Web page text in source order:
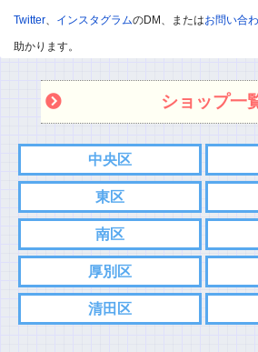
思います。
※承認制としました
また記事内容へのご質問などありましたら
各SNS、もしくはお問い合わせフォーム
こちらの方がスムーズにやり取りできるの
⇨Twitter
インスタグラム
Twitter、 インスタグラムのDM、またはお問い合
助かります。
ショップ一
中央区
東区
南区
厚別区
清田区